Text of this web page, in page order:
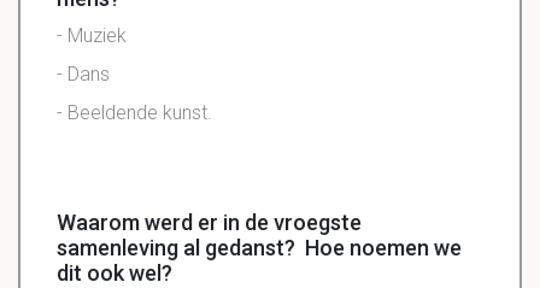
- Muziek
- Dans
- Beeldende kunst.
Waarom werd er in de vroegste
samenleving al gedanst? Hoe noemen we
dit ook wel?